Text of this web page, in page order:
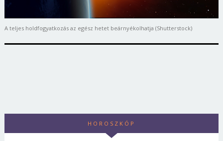
A teljes holdfogyatkozás az egész hetet beárnyékolhatja (Shutterstock)
HOROSZKÓP